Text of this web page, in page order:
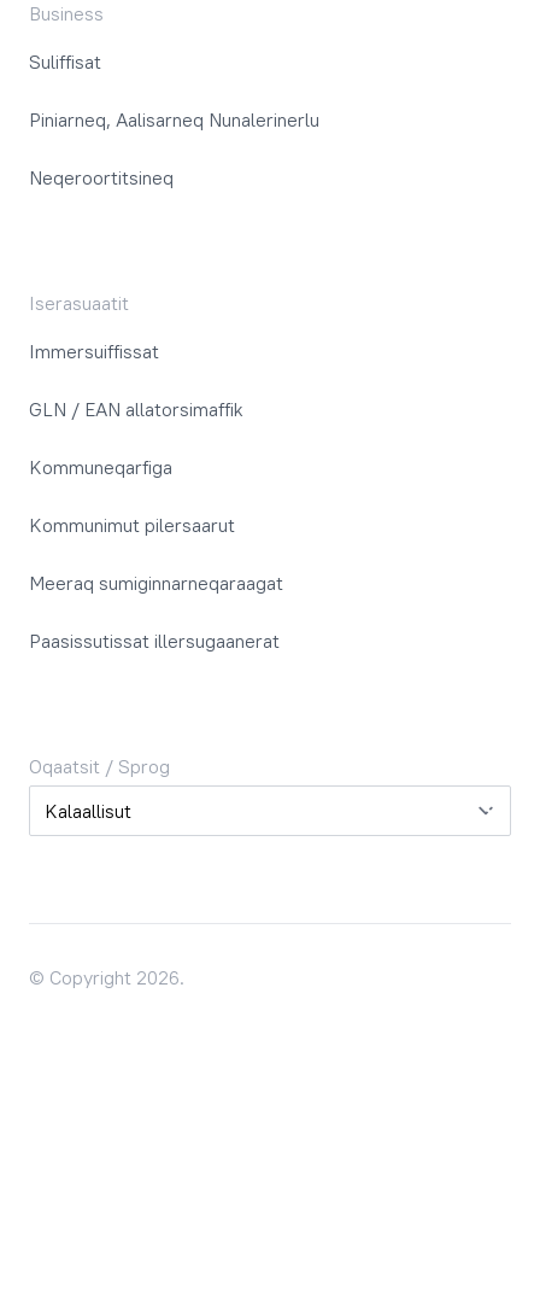
Business
Suliffisat
Piniarneq, Aalisarneq Nunalerinerlu
Neqeroortitsineq
Iserasuaatit
Immersuiffissat
GLN / EAN allatorsimaffik
Kommuneqarfiga
Kommunimut pilersaarut
Meeraq sumiginnarneqaraagat
Paasissutissat illersugaanerat
Oqaatsit / Sprog
Oqaatsit / Sprog
© Copyright 2026.